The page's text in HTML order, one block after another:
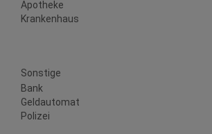
Apotheke
Krankenhaus
Sonstige
Bank
Geldautomat
Polizei